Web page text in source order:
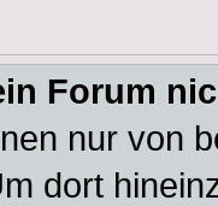
Forum
nur von
dort